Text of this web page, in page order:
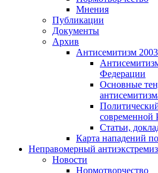
Мнения
Публикации
Документы
Архив
Антисемитизм
Федерации
Основные
современной
Статьи,
Карта нападений
Неправомерный
Новости
Нормотворчество